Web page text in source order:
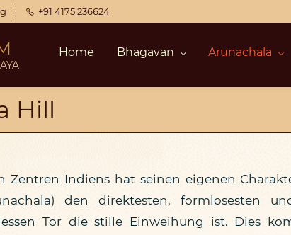
+91 4175 236624
Home Bhagavan Arunachala
Hill
Zentren Indiens hat seinen eigenen
den direktesten,
Tor die stille Einweihung ist. Dies